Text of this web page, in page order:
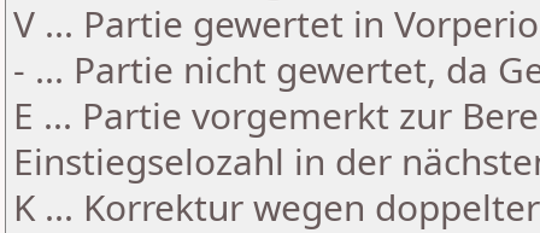
V ... Partie gewertet in
- ... Partie nicht gewertet, da
E ... Partie vorgemerkt zur
Einstiegselozahl in der
K ... Korrektur wegen